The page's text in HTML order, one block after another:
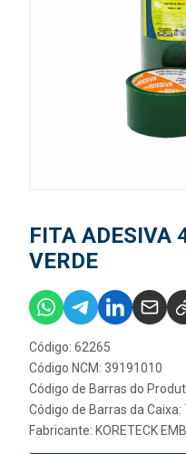
FITA ADESIVA
VERDE
Código: 62265
Código NCM: 39191010
Código de Barras do
Código de Barras da
Fabricante: KORETECK